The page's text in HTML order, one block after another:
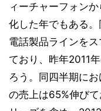
ィーチャーフォン
化した年でもある
電話製品ラインを
ており、昨年2011
ろう。同四半期に
の売上は65%伸び